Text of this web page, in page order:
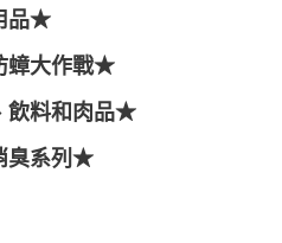
品★
蟑大作戰★
飲料和肉品★
臭系列★